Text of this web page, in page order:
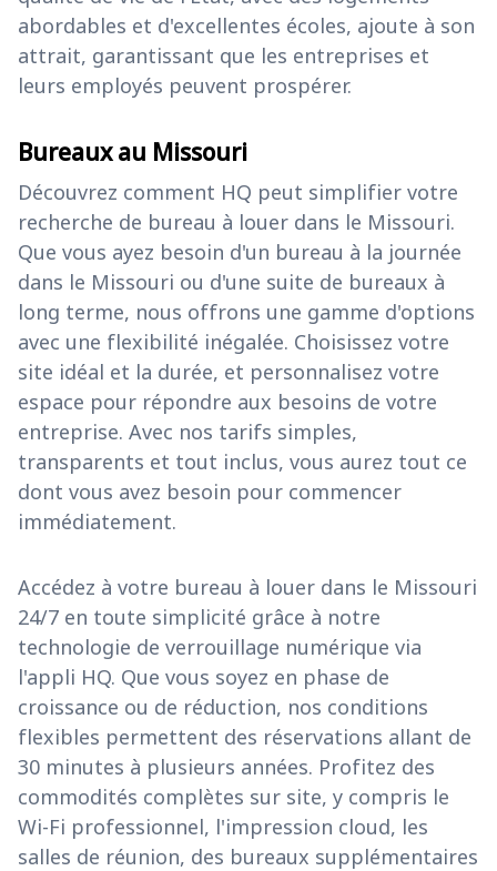
abordables et d'excellentes écoles, ajoute à son
attrait, garantissant que les entreprises et
leurs employés peuvent prospérer.
Bureaux au Missouri
Découvrez comment HQ peut simplifier votre
recherche de bureau à louer dans le Missouri.
Que vous ayez besoin d'un bureau à la journée
dans le Missouri ou d'une suite de bureaux à
long terme, nous offrons une gamme d'options
avec une flexibilité inégalée. Choisissez votre
site idéal et la durée, et personnalisez votre
espace pour répondre aux besoins de votre
entreprise. Avec nos tarifs simples,
transparents et tout inclus, vous aurez tout ce
dont vous avez besoin pour commencer
immédiatement.
Accédez à votre bureau à louer dans le Missouri
24/7 en toute simplicité grâce à notre
technologie de verrouillage numérique via
l'appli HQ. Que vous soyez en phase de
croissance ou de réduction, nos conditions
flexibles permettent des réservations allant de
30 minutes à plusieurs années. Profitez des
commodités complètes sur site, y compris le
Wi-Fi professionnel, l'impression cloud, les
salles de réunion, des bureaux supplémentaires